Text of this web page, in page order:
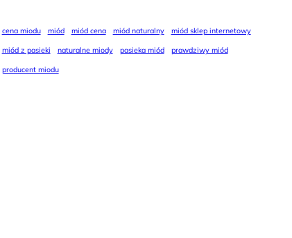
cena miodu miód miód cena miód naturalny
miód sklep internetowy
miód z pasieki
naturalne miody pasieka miód
prawdziwy miód
producent miodu